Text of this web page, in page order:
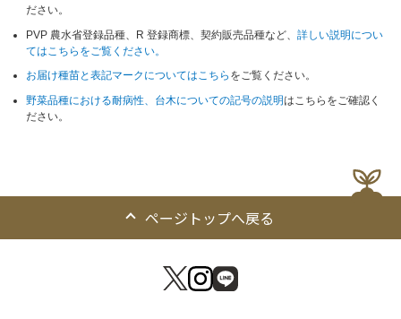
ださい。
PVP 農水省登録品種、R 登録商標、契約販売品種など、詳しい説明につい
てはこちらをご覧ください。
お届け種苗と表記マークについてはこちら をご覧ください。
野菜品種における耐病性、台木についての記号の説明はこちらをご確認く
ださい。
ページトップへ戻る